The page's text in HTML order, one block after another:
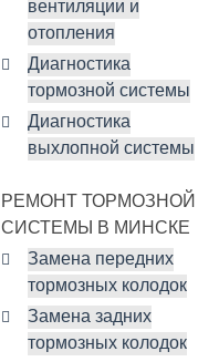
вентиляции и
отопления
Диагностика
тормозной системы
Диагностика
выхлопной системы
РЕМОНТ ТОРМОЗНОЙ
СИСТЕМЫ В МИНСКЕ
Замена передних
тормозных колодок
Замена задних
тормозных колодок